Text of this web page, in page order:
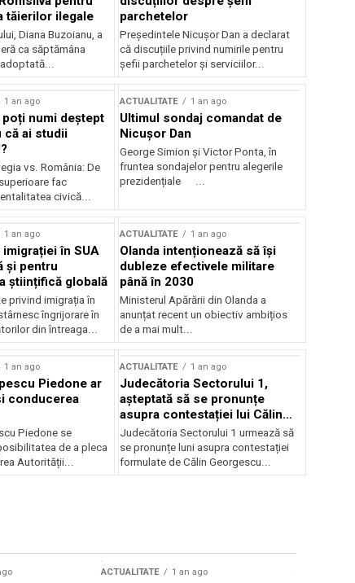
tăierilor ilegale
Diana Buzoianu, a
ca săptămâna
parchetelor
Președintele Nicușor Dan a declarat
că discuțiile privind numirile pentru
șefii parchetelor și serviciilor...
1 an ago
poți numi deștept
că ai studii
vs. România: De
fac
civică...
ACTUALITATE 1 an ago
Ultimul sondaj comandat de
Nicușor Dan
George Simion și Victor Ponta, în
fruntea sondajelor pentru alegerile
prezidențiale ...
1 an ago
imigrației în SUA
și pentru
științifică globală
privind imigrația în
îngrijorare în
din întreaga...
ACTUALITATE 1 an ago
Olanda intenționează să își
dubleze efectivele militare
până în 2030
Ministerul Apărării din Olanda a
anunțat recent un obiectiv ambițios
de a mai mult...
1 an ago
Piedone ar
conducerea
Piedone se
de a pleca
Autorității...
ACTUALITATE 1 an ago
Judecătoria Sectorului 1,
așteptată să se pronunțe
asupra contestației lui Călin
Georgescu privind controlul
judiciar
Judecătoria Sectorului 1 urmează să
se pronunțe luni asupra contestației
formulate de Călin Georgescu...
ACTUALITATE 1 an ago